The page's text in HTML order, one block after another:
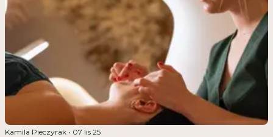
Kamila Pieczyrak • 07 lis 25